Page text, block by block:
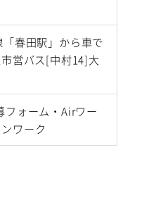
春田駅」から車で
営バス[中村14]大
フォーム・Airワー
ワーク